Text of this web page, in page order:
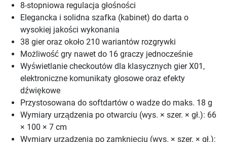
8-stopniowa regulacja głośności
Elegancka i solidna szafka (kabinet) do darta o
wysokiej jakości wykonania
38 gier oraz około 210 wariantów rozgrywki
Możliwość gry nawet do 16 graczy jednocześnie
Wyświetlanie checkoutów dla klasycznych gier X01,
elektroniczne komunikaty głosowe oraz efekty
dźwiękowe
Przystosowana do softdartów o wadze do maks. 18 g
Wymiary urządzenia po otwarciu (wys. × szer. × gł.): 66
× 100 × 7 cm
Wymiary urządzenia po zamknięciu (wys. × szer. × gł.):